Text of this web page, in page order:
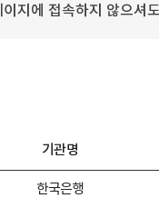
이지에 접속하지 않으셔
기관명
한국은행